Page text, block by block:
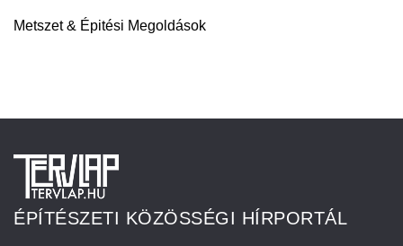
Metszet & Épitési Megoldások
ÉPÍTÉSZETI KÖZÖSSÉGI HÍRPORTÁL